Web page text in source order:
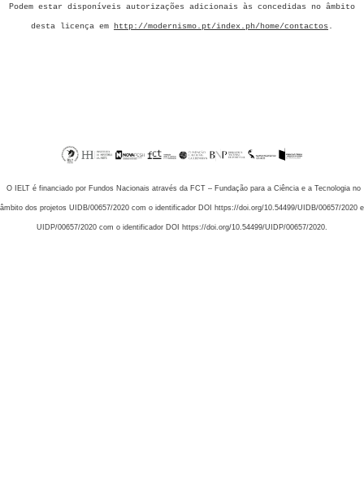
Podem estar disponíveis autorizações adicionais às concedidas no âmbito
desta licença em http://modernismo.pt/index.ph/home/contactos .
O IELT é financiado por Fundos Nacionais através da FCT – Fundação para a Ciência e a Tecnologia no
âmbito dos projetos UIDB/00657/2020 com o identificador DOI https://doi.org/10.54499/UIDB/00657/2020 e
UIDP/00657/2020 com o identificador DOI https://doi.org/10.54499/UIDP/00657/2020.